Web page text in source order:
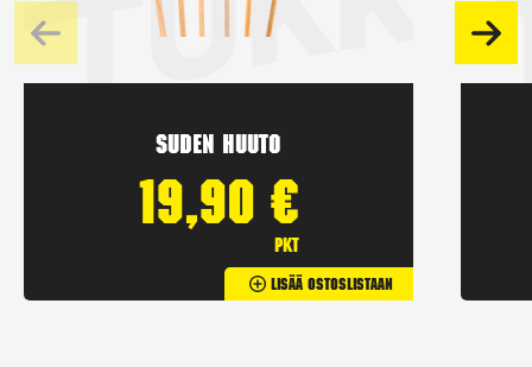
Suden huuto
19,90 €
pkt
Lisää Ostoslistaan